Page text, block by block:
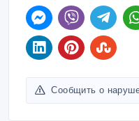
Сообщить о